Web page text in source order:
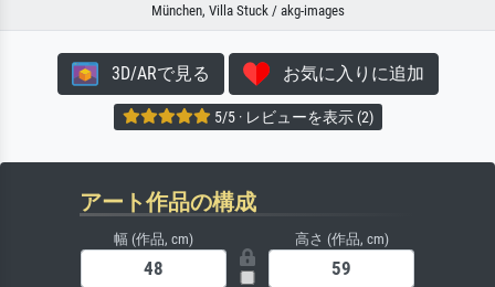
München, Villa Stuck / akg-images
3D/ARで見る お気に入りに追加
5/5 · レビューを表示 (2)
アート作品の構成
幅 (作品, cm) 高さ (作品, cm)